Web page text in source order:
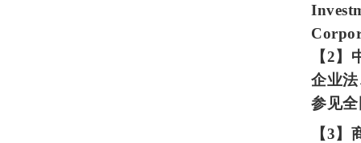
【2】
企业
参见
【3】